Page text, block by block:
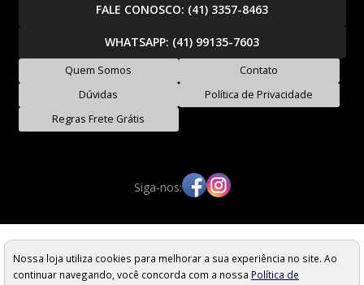
FALE CONOSCO: (41) 3357-8463
WHATSAPP: (41) 99135-7603
Quem Somos
Contato
Dúvidas
Política de Privacidade
Regras Frete Grátis
Siga-nos:
Moto Rides Peças e Acessórios - EIRELI - CNPJ: 17.390.094/0001-55
Rua Alferes Poli, 1483 - Rebouças - Curitiba/PR - Cep: 80220-050
Os preços, quantidade em estoque e condições de pagamento
apresentados neste site não valem necessariamente para nossa loja física e
Nossa loja utiliza cookies para melhorar a sua experiência no site. Ao
continuar navegando, você concorda com a nossa Política de